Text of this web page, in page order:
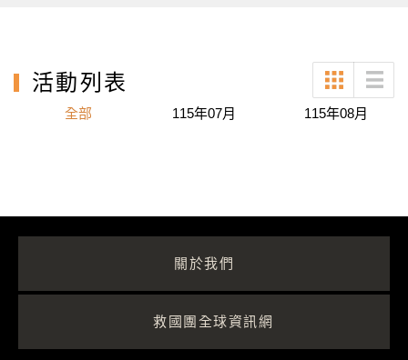
活動列表
全部 115年07月 115年08月
關於我們
救國團全球資訊網